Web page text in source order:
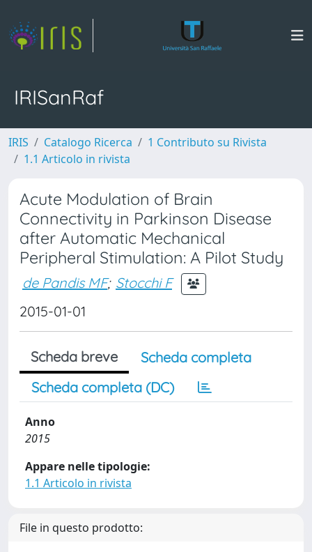
IRISanRaf
IRIS Catalogo Ricerca
1 Contributo su Rivista
1.1 Articolo in rivista
Acute Modulation of Brain
Connectivity in Parkinson Disease
after Automatic Mechanical
Peripheral Stimulation: A Pilot Study
de Pandis MF; Stocchi F
2015-01-01
Scheda breve
Scheda completa
Scheda completa (DC)
Anno
2015
Appare nelle tipologie:
1.1 Articolo in rivista
File in questo prodotto: